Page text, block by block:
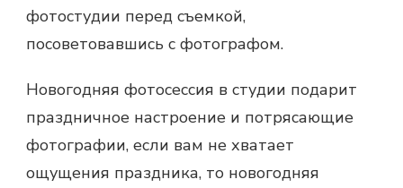
фотостудии перед съемкой,
посоветовавшись с фотографом.
Новогодняя фотосессия в студии подарит
праздничное настроение и потрясающие
фотографии, если вам не хватает
ощущения праздника, то новогодняя